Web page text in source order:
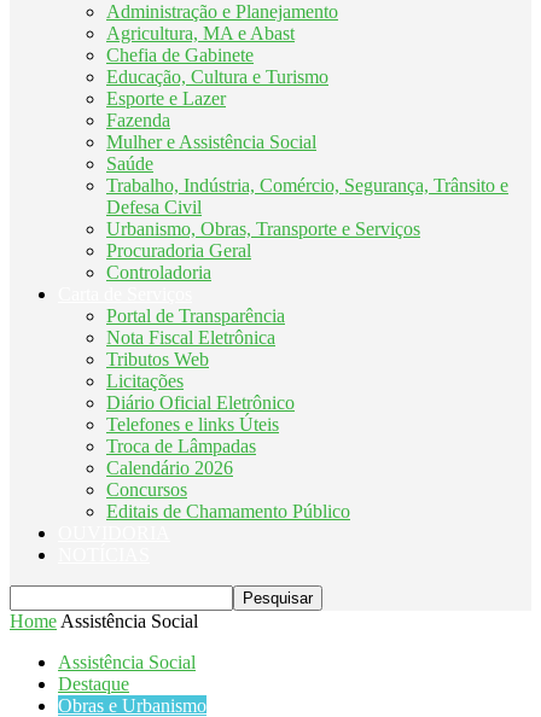
Administração e Planejamento
Agricultura, MA e Abast
Chefia de Gabinete
Educação, Cultura e Turismo
Esporte e Lazer
Fazenda
Mulher e Assistência Social
Saúde
Trabalho, Indústria, Comércio, Segurança, Trânsito e
Defesa Civil
Urbanismo, Obras, Transporte e Serviços
Procuradoria Geral
Controladoria
Portal de Transparência
Nota Fiscal Eletrônica
Tributos Web
Licitações
Diário Oficial Eletrônico
Telefones e links Úteis
Troca de Lâmpadas
Calendário 2026
Concursos
Editais de Chamamento Público
Home Assistência Social
Assistência Social
Destaque
Obras e Urbanismo